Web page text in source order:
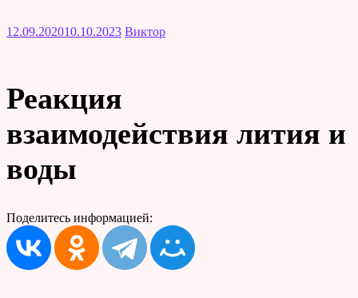
12.09.202010.10.2023 Виктор
Реакция
взаимодействия лития и
воды
Поделитесь информацией: